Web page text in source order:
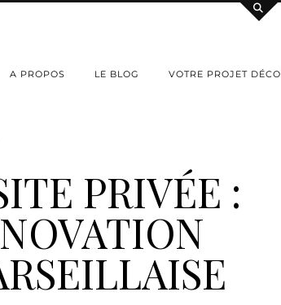
A PROPOS LE BLOG VOTRE PROJET DÉCO
PRIVÉE :